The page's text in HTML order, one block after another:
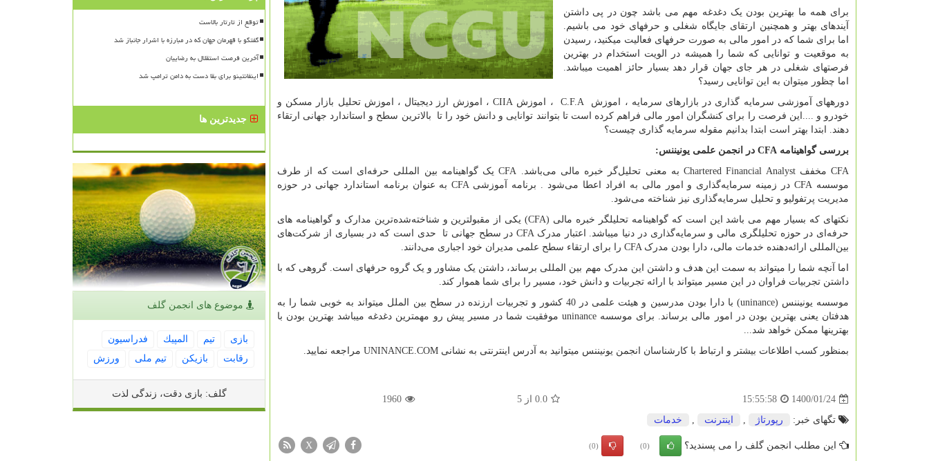
برای همه ما بهترین بودن یک دغدغه مهم می باشد چون در پی داشتن
آینده­ای بهتر و همچنین ارتقای جایگاه شغلی و حرفه­ای خود می باشیم.
اما برای شما که در امور مالی به صورت حرفه­ای فعالیت می­کنید، رسیدن
به موقعیت و توانایی که شما را همیشه در الویت استخدام در بهترین
فرصت­های شغلی در هر جای جهان قرار دهد بسیار حائز اهمیت می­باشد.
اما چظور می­توان به این توانایی رسید؟
دوره­های آموزشی سرمایه گذاری در بازارهای سرمایه ، اموزش C.F.A ، اموزش CIIA، اموزش ارز دیجیتال ، اموزش تحلیل بازار مسکن و
خودرو و ....این فرصت را برای کنشگران امور مالی فراهم کرده است تا بتوانند توانایی و دانش خود را تا بالاترین سطح و استاندارد جهانی ارتقاء
دهند. ابتدا بهتر است ابتدا بدانیم مقوله سرمایه گذاری چیست؟
بررسی گواهینامه CFA در انجمن علمی یونیننس:
CFA مخففChartered Financial Analyst به معنی تحلیل‌گر خبره مالی می‌باشد. CFAیک گواهینامه بین المللی حرفه‌ا‌‌ی است که از طرف
موسسه CFAدر زمینه سرمایه‌گذاری و امور مالی به افراد اعطا می‌شود . برنامه آموزشی CFA به عنوان برنامه استاندارد جهانی در حوزه
مدیریت پرتفولیو و تحلیل سرمایه‌گذاری نیز شناخته می‌شود.
نکته­ای که بسیار مهم می باشد این است که گواهینامه تحلیلگر خبره مالی (CFA) یکی از مقبولترین و شناخته‌شده‌ترین مدارک و گواهینامه های
حرفه‌ای در حوزه تحلیل­گری مالی و سرمایه‌گذاری در دنیا می­باشد. اعتبار مدرک CFA در سطح جهانی تا حدی است که در بسیاری از شرکت‌های
بین‌المللی ارائه‌دهنده خدمات مالی، دارا بودن مدرک CFA را برای ارتقاء سطح علمی مدیران خود اجباری می‌دانند.
اما آنچه شما را می­تواند به سمت این هدف و داشتن این مدرک مهم بین المللی برساند، داشتن یک مشاور و یک گروه حرفه­ای است. گروهی که با
داشتن تجربیات فراوان در این مسیر می­تواند با ارائه تجربیات و دانش خود، مسیر را برای شما هموار کند.
موسسه یونیننس (uninance
) با دارا بودن مدرسین و هیئت علمی در 40 کشور و تجربیات ارزنده در سطح بین الملل می­تواند به خوبی شما را به
هدفتان یعنی بهترین بودن در امور مالی برساند. برای موسسه uninanceموفقیت شما در مسیر پیش رو مهم­ترین دغدغه می­باشد بهترین بودن با
بهترین­ها ممکن خواهد شد...
بمنظور کسب اطلاعات بیشتر و ارتباط با کارشناسان انجمن یونیننس میتوانید به آدرس اینترنتی به نشانی UNINANCE.COM مراجعه نمایید.
1400/01/24
15:55:58
0.0 از5
1960
تگهای خبر: رپورتاژ , اینترنت , خدمات
این مطلب انجمن گلف را می پسندید؟ (0)
(0)
X
توقع از تارتار بالاست
گفتگو با قهرمان جهان که در مبارزه با اشرار جانباز شد
آخرین فرصت استقلال به رضاییان
اینفانتینو برای بقا دست به دامن ترامپ شد
جدیدترین ها
موضوع های انجمن گلف
بازی تیم المپیك
فدراسیون
رقابت
بازیكن تیم ملی ورزش
گلف: بازی دقت، زندگی لذت